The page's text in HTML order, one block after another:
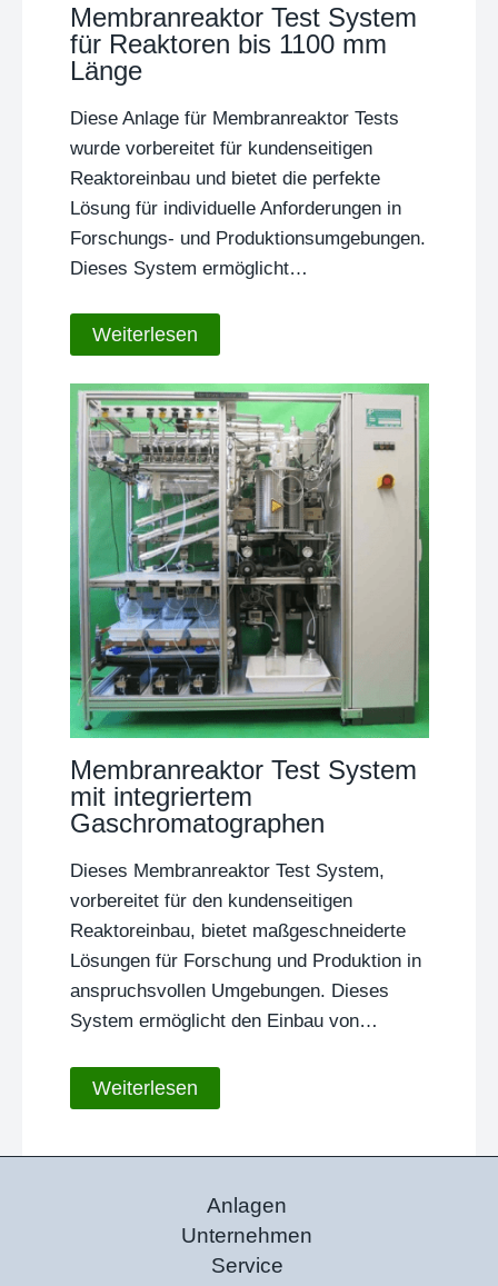
Membranreaktor Test System
für Reaktoren bis 1100 mm
Länge
Diese Anlage für Membranreaktor Tests
wurde vorbereitet für kundenseitigen
Reaktoreinbau und bietet die perfekte
Lösung für individuelle Anforderungen in
Forschungs- und Produktionsumgebungen.
Dieses System ermöglicht…
Weiterlesen
Membranreaktor Test System
mit integriertem
Gaschromatographen
Dieses Membranreaktor Test System,
vorbereitet für den kundenseitigen
Reaktoreinbau, bietet maßgeschneiderte
Lösungen für Forschung und Produktion in
anspruchsvollen Umgebungen. Dieses
System ermöglicht den Einbau von…
Weiterlesen
Anlagen
Unternehmen
Service